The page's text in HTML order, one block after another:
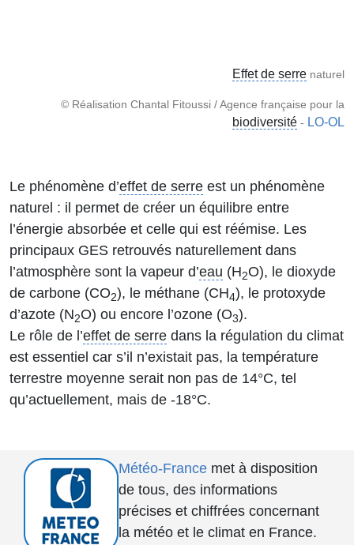
Effet de serre naturel
© Réalisation Chantal Fitoussi / Agence française pour la
biodiversité - LO-OL
Le phénomène d’effet de serre est un phénomène
naturel : il permet de créer un équilibre entre
l’énergie absorbée et celle qui est réémise. Les
principaux GES retrouvés naturellement dans
l’atmosphère sont la vapeur d’eau (H2O), le dioxyde
de carbone (CO2), le méthane (CH4), le protoxyde
d’azote (N2O) ou encore l’ozone (O3).
Le rôle de l’effet de serre dans la régulation du climat
est essentiel car s’il n’existait pas, la température
terrestre moyenne serait non pas de 14°C, tel
qu’actuellement, mais de -18°C.
Météo-France met à disposition
de tous, des informations
précises et chiffrées concernant
la météo et le climat en France.